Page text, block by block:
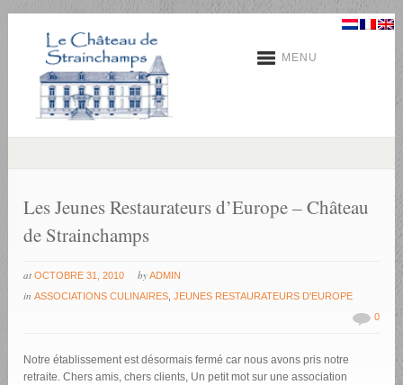
MENU
Les Jeunes Restaurateurs d’Europe – Château
de Strainchamps
at OCTOBRE 31, 2010 byADMIN
inASSOCIATIONS CULINAIRES ,JEUNES RESTAURATEURS D'EUROPE
0
Notre établissement est désormais fermé car nous avons pris notre
retraite. Chers amis, chers clients, Un petit mot sur une association